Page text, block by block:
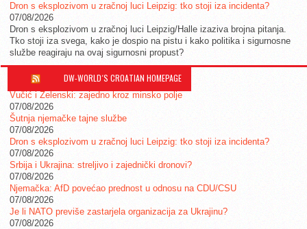
Dron s eksplozivom u zračnoj luci Leipzig: tko stoji iza incidenta?
07/08/2026
Dron s eksplozivom u zračnoj luci Leipzig/Halle izaziva brojna pitanja.
Tko stoji iza svega, kako je dospio na pistu i kako politika i sigurnosne
službe reagiraju na ovaj sigurnosni propust?
DW-WORLD´S CROATIAN HOMEPAGE
Vučić i Zelenski: zajedno kroz minsko polje
07/08/2026
Šutnja njemačke tajne službe
07/08/2026
Dron s eksplozivom u zračnoj luci Leipzig: tko stoji iza incidenta?
07/08/2026
Srbija i Ukrajina: streljivo i zajednički dronovi?
07/08/2026
Njemačka: AfD povećao prednost u odnosu na CDU/CSU
07/08/2026
Je li NATO previše zastarjela organizacija za Ukrajinu?
07/08/2026